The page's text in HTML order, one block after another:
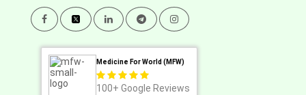
Medicine For World (MFW)
100+ Google Reviews